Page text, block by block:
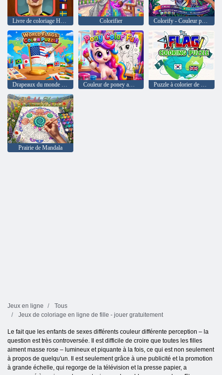
Livre de coloriage Haaland Colorifier Colorify - Couleur par numéro
Drapeaux du monde : puzzle de couleurs Couleur de poney amusante Puzzle à colorier de drapeau
Prairie de Mandala
Jeux en ligne
Tous
Jeux de coloriage en ligne de fille - jouer gratuitement
Le fait que les enfants de sexes différents couleur différente perception – la
question est très controversée. Il est difficile de croire que toutes les filles
aiment masse rose – lumineux et piquante à la fois, ce qui est non seulement
à propos de quelqu'un. Il est seulement grâce à une publicité et la promotion
à grande échelle, qui regorge de la télévision et la presse papier, a